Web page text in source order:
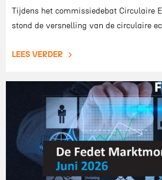
Tijdens het commissiedebat Circulaire
stond de versnelling van de circulaire
LEES VERDER